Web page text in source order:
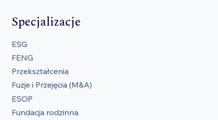
Specjalizacje
ESG
FENG
Przekształcenia
Fuzje i Przejęcia (M&A)
ESOP
Fundacja rodzinna